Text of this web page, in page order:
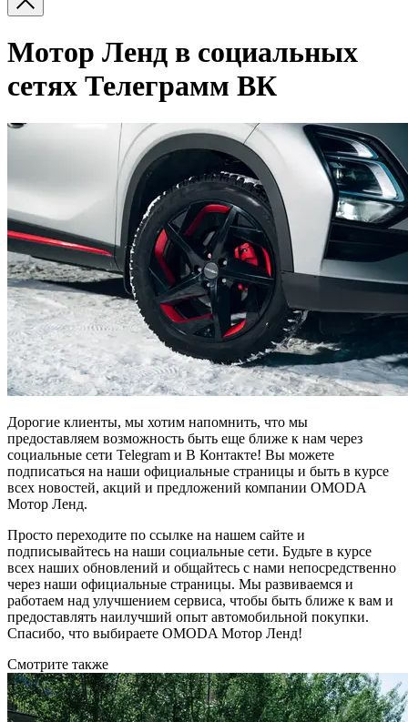
Мотор Ленд в социальных
сетях Телеграмм ВК
Дорогие клиенты, мы хотим напомнить, что мы
предоставляем возможность быть еще ближе к нам через
социальные сети Telegram и В Контакте! Вы можете
подписаться на наши официальные страницы и быть в курсе
всех новостей, акций и предложений компании OMODA
Мотор Ленд.
Просто переходите по ссылке на нашем сайте и
подписывайтесь на наши социальные сети. Будьте в курсе
всех наших обновлений и общайтесь с нами непосредственно
через наши официальные страницы. Мы развиваемся и
работаем над улучшением сервиса, чтобы быть ближе к вам и
предоставлять наилучший опыт автомобильной покупки.
Спасибо, что выбираете OMODA Мотор Ленд!
Смотрите также